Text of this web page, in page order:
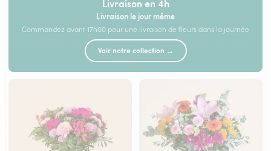
Livraison en 4h
Livraison le jour même
Commandez avant 17h00 pour une livraison de fleurs dans la journée
Voir notre collection →